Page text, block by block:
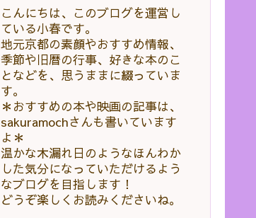
こんにちは、このブログを運営し
ている小春です。
地元京都の素顔やおすすめ情報、
季節や旧暦の行事、好きな本のこ
となどを、思うままに綴っていま
す。
＊おすすめの本や映画の記事は、
sakuramochさんも書いています
よ＊
温かな木漏れ日のようなほんわか
した気分になっていただけるよう
なブログを目指します！
どうぞ楽しくお読みくださいね。